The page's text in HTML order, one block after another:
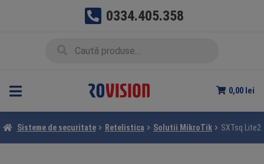
0334.405.358
0,00 lei
Sisteme de securitate Retelistica Solutii MikroTik SXTsq